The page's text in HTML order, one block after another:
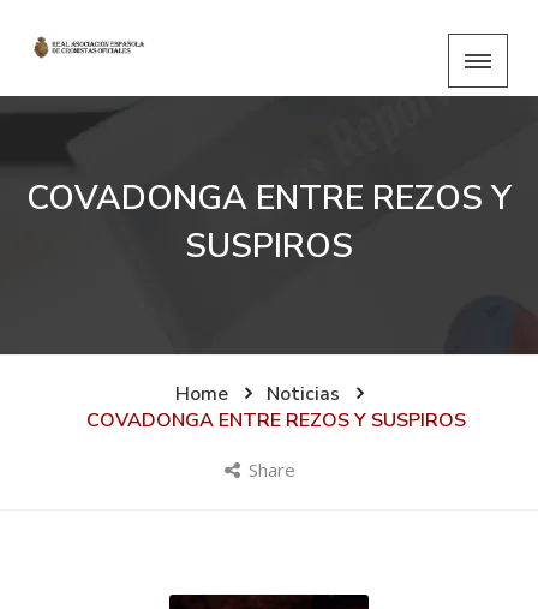
COVADONGA ENTRE REZOS Y
SUSPIROS
Home
Noticias
COVADONGA ENTRE REZOS Y SUSPIROS
Share